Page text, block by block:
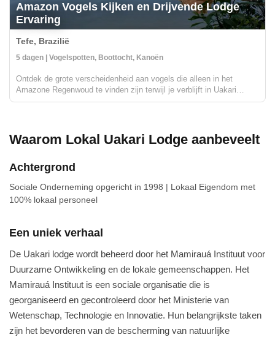
Amazon Vogels Kijken en Drijvende Lodge
Ervaring
Tefe, Brazilië
5 dagen | Vogelspotten, Boottocht, Kanoën
Ontdek de grote verscheidenheid aan vogels die alleen in het
Amazone Regenwoud te vinden zijn terwijl je verblijft in Uakari
lodge, een unieke drijvende lodge gelegen in het Mamirauá
Waarom Lokal Uakari Lodge aanbeveelt
Achtergrond
Sociale Onderneming opgericht in 1998 | Lokaal Eigendom met
100% lokaal personeel
Een uniek verhaal
De Uakari lodge wordt beheerd door het Mamirauá Instituut voor
Duurzame Ontwikkeling en de lokale gemeenschappen. Het
Mamirauá Instituut is een sociale organisatie die is
georganiseerd en gecontroleerd door het Ministerie van
Wetenschap, Technologie en Innovatie. Hun belangrijkste taken
zijn het bevorderen van de bescherming van natuurlijke